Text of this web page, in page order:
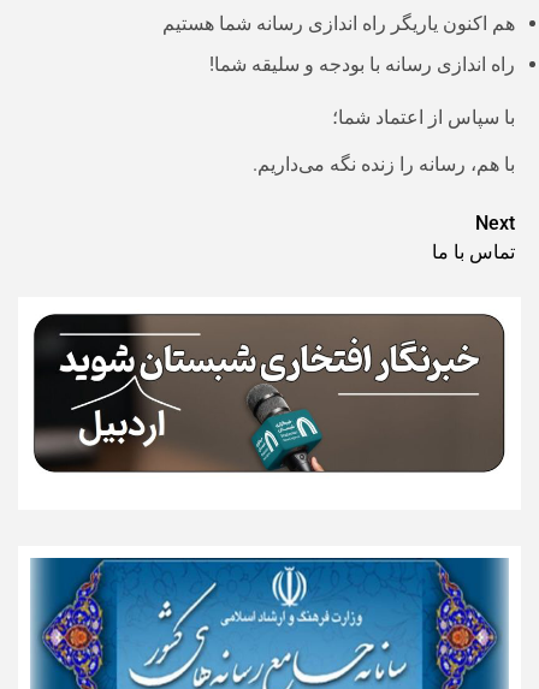
هم اکنون یاریگر راه اندازی رسانه شما هستیم
راه اندازی رسانه با بودجه و سلیقه شما!
با سپاس از اعتماد شما؛
با هم، رسانه را زنده نگه می‌داریم.
Post
navigation
Next
تماس با ما